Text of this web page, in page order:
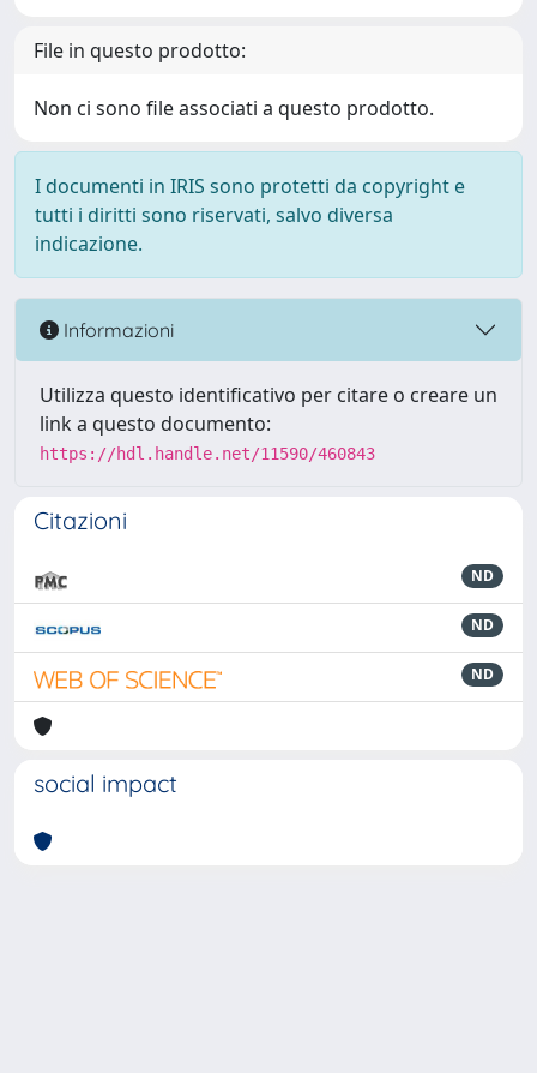
File in questo prodotto:
Non ci sono file associati a questo prodotto.
I documenti in IRIS sono protetti da copyright e
tutti i diritti sono riservati, salvo diversa
indicazione.
Informazioni
Utilizza questo identificativo per citare o creare un
link a questo documento:
https://hdl.handle.net/11590/460843
Citazioni
ND
ND
ND
social impact